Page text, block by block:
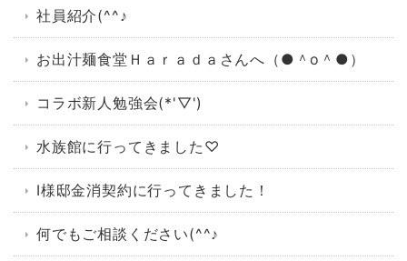
社員紹介(^^♪
お出汁麺食堂Ｈａｒａｄａさんへ（●＾o＾●）
コラボ新人勉強会(*'▽')
水族館に行ってきました♡
I様邸金消契約に行ってきました！
何でもご相談ください(^^♪